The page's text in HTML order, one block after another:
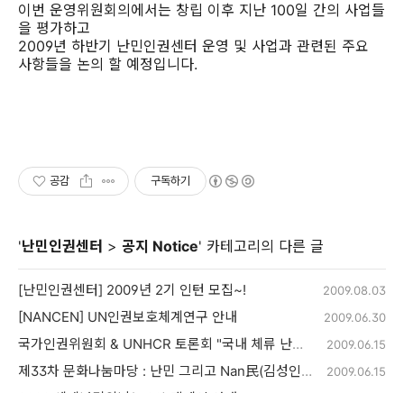
이번 운영위원회의에서는 창립 이후 지난 100일 간의 사업들
을 평가하고
2009년 하반기 난민인권센터 운영 및 사업과 관련된 주요
사항들을 논의 할 예정입니다.
공감 구독하기
'난민인권센터 > 공지 Notice' 카테고리의 다른 글
[난민인권센터] 2009년 2기 인턴 모집~! 2009.08.03
[NANCEN] UN인권보호체계연구 안내 2009.06.30
국가인권위원회 & UNHCR 토론회 "국내 체류 난민의 기본권 보호와 사회통합을 위한 정책 방향" 2009.06.15
제33차 문화나눔마당 : 난민 그리고 Nan民(김성인 난민인권센터 사무국장) 2009.06.15